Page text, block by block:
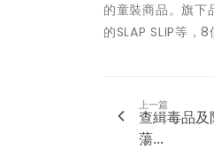
的童裝商品。旗
的SLAP SLIP等，
上一篇
查緝毒品
蕩...